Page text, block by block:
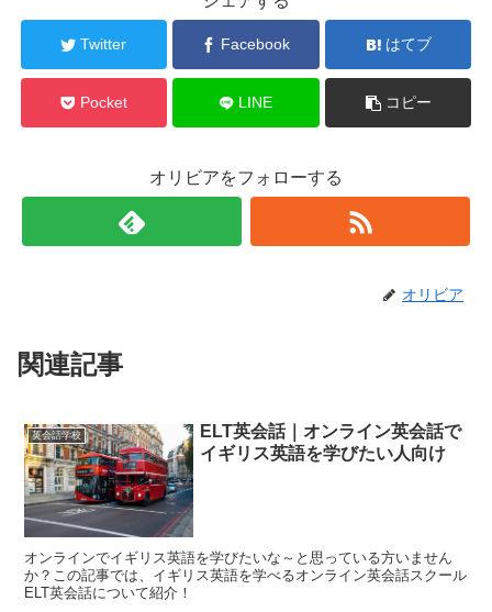
Twitter Facebook はてブ
Pocket LINE コピー
オリビアをフォローする
オリビア
関連記事
英会話学校
ELT英会話｜オンライン英会話で
イギリス英語を学びたい人向け
オンラインでイギリス英語を学びたいな～と思っている方いません
か？この記事では、イギリス英語を学べるオンライン英会話スクール
ELT英会話について紹介！